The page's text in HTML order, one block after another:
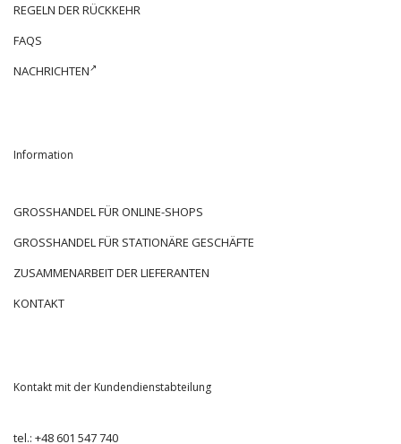
REGELN DER RÜCKKEHR
FAQS
NACHRICHTEN
Information
GROSSHANDEL FÜR ONLINE-SHOPS
GROSSHANDEL FÜR STATIONÄRE GESCHÄFTE
ZUSAMMENARBEIT DER LIEFERANTEN
KONTAKT
Kontakt mit der Kundendienstabteilung
tel.: +48 601 547 740